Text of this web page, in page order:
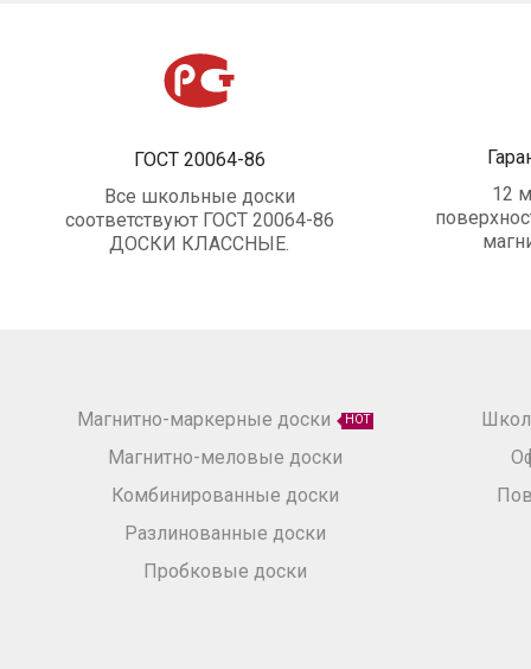
ГОСТ 20064-86
Все школьные доски
соответствуют ГОСТ 20064-86
ДОСКИ КЛАССНЫЕ.
12
Магнитно-маркерные доски HOT
Магнитно-меловые доски
Комбинированные доски
Разлинованные доски
Пробковые доски